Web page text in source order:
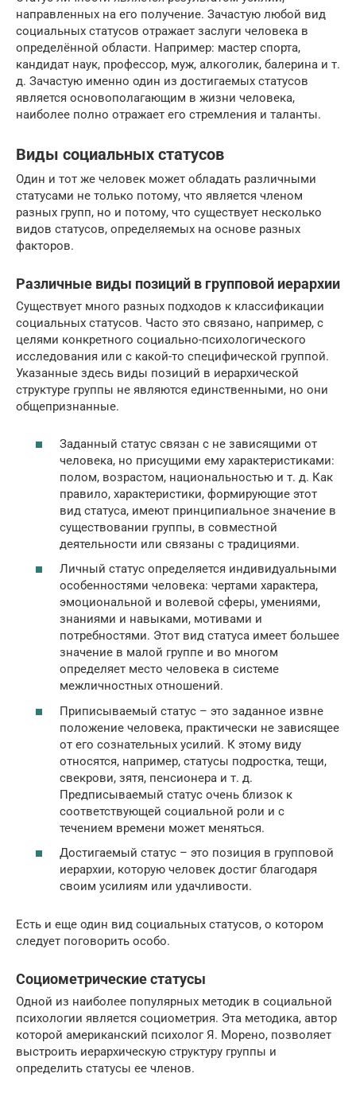
направленных на его получение. Зачастую любой вид
социальных статусов отражает заслуги человека в
определённой области. Например: мастер спорта,
кандидат наук, профессор, муж, алкоголик, балерина и т.
д. Зачастую именно один из достигаемых статусов
является основополагающим в жизни человека,
наиболее полно отражает его стремления и таланты.
Виды социальных статусов
Один и тот же человек может обладать различными
статусами не только потому, что является членом
разных групп, но и потому, что существует несколько
видов статусов, определяемых на основе разных
факторов.
Различные виды позиций в групповой иерархии
Существует много разных подходов к классификации
социальных статусов. Часто это связано, например, с
целями конкретного социально-психологического
исследования или с какой-то специфической группой.
Указанные здесь виды позиций в иерархической
структуре группы не являются единственными, но они
общепризнанные.
Заданный статус связан с не зависящими от
человека, но присущими ему характеристиками:
полом, возрастом, национальностью и т. д. Как
правило, характеристики, формирующие этот
вид статуса, имеют принципиальное значение в
существовании группы, в совместной
деятельности или связаны с традициями.
Личный статус определяется индивидуальными
особенностями человека: чертами характера,
эмоциональной и волевой сферы, умениями,
знаниями и навыками, мотивами и
потребностями. Этот вид статуса имеет большее
значение в малой группе и во многом
определяет место человека в системе
межличностных отношений.
Приписываемый статус – это заданное извне
положение человека, практически не зависящее
от его сознательных усилий. К этому виду
относятся, например, статусы подростка, тещи,
свекрови, зятя, пенсионера и т. д.
Предписываемый статус очень близок к
соответствующей социальной роли и с
течением времени может меняться.
Достигаемый статус – это позиция в групповой
иерархии, которую человек достиг благодаря
своим усилиям или удачливости.
Есть и еще один вид социальных статусов, о котором
следует поговорить особо.
Социометрические статусы
Одной из наиболее популярных методик в социальной
психологии является социометрия. Эта методика, автор
которой американский психолог Я. Морено, позволяет
выстроить иерархическую структуру группы и
определить статусы ее членов.